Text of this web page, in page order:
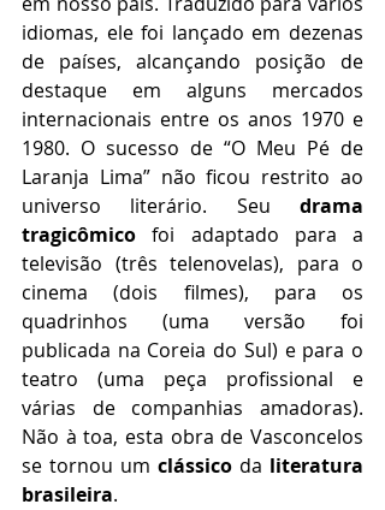
idiomas, ele foi lançado em dezenas
de países, alcançando posição de
destaque em alguns mercados
internacionais entre os anos 1970 e
1980. O sucesso de “O Meu Pé de
Laranja Lima” não ficou restrito ao
universo literário. Seu drama
tragicômico foi adaptado para a
televisão (três telenovelas), para o
cinema (dois filmes), para os
quadrinhos (uma versão foi
publicada na Coreia do Sul) e para o
teatro (uma peça profissional e
várias de companhias amadoras).
Não à toa, esta obra de Vasconcelos
se tornou um clássico da literatura
brasileira.